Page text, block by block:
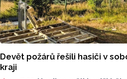
Devět požárů řešili hasiči v
kraji